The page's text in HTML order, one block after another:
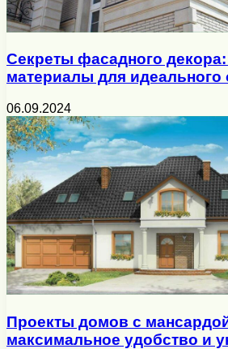
Секреты фасадного
материалы для
06.09.2024
Проекты домов с
максимальное удобство и